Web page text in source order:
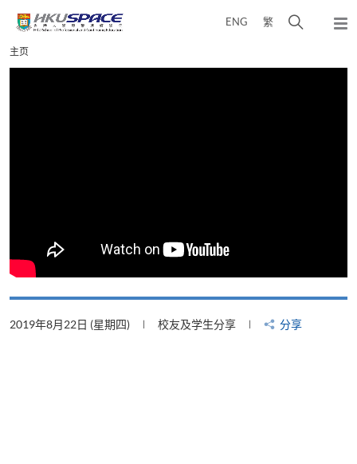
content
ENG 繁
弹
Main
content
主页
2019年8月22日 (星期四) 校友及学生分享 分享